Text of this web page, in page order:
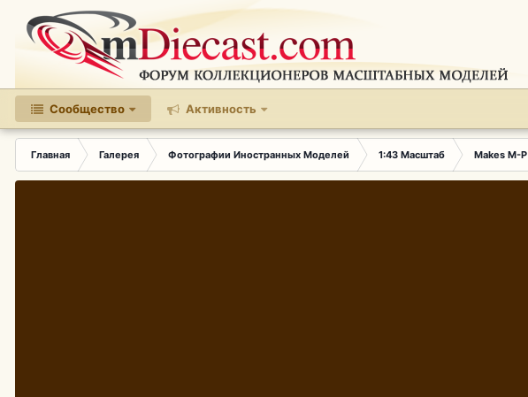
Сообщество Активность
Главная Галерея Фотографии Иностранных Моделей 1:43 Масштаб Makes M-P